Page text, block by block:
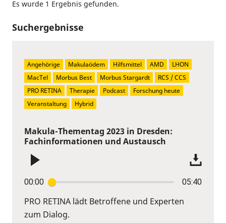
Es wurde 1 Ergebnis gefunden.
Suchergebnisse
Makula-Thementag 2023 in Dresden:
Fachinformationen und Austausch
00:00 05:40
PRO RETINA lädt Betroffene und Experten
zum Dialog.
Angehörige Makulaödem Hilfsmittel AMD
LHON
MacTel
Morbus Best Morbus Stargardt
RCS / CCS
PRO RETINA
Therapie Podcast
Forschung heute
Veranstaltung
Hybrid